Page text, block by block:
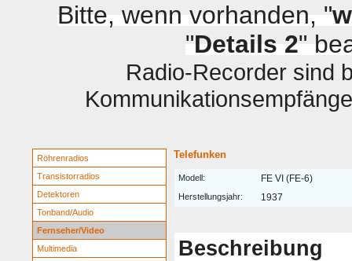
Bitte, wenn vorhanden, "
"Details 2"
Radio-Recorder sind
Röhrenradios
Transistorradios
Detektoren
Tonband/Audio
Fernseher/Video
Multimedia
Telefunken
Modell: FE VI (FE-6)
Herstellungsjahr: 1937
Beschreibung